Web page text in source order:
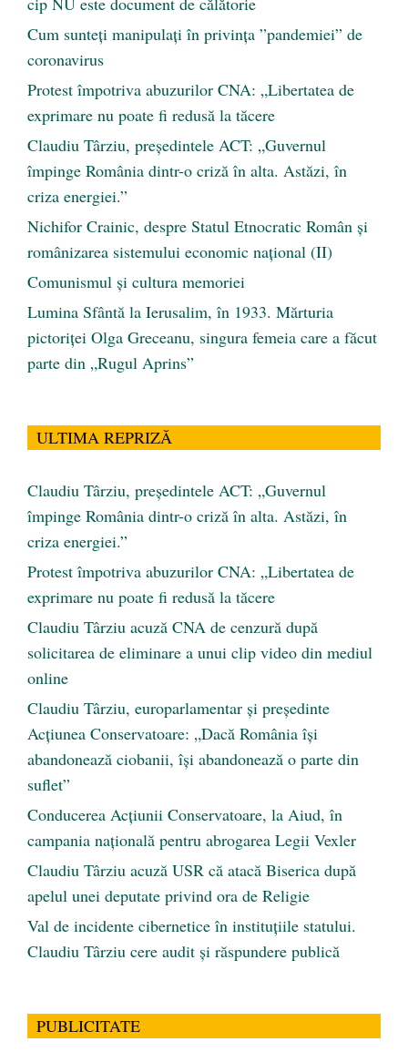
Cum sunteți manipulați în privința ”pandemiei” de
coronavirus
Protest împotriva abuzurilor CNA: „Libertatea de
exprimare nu poate fi redusă la tăcere
Claudiu Târziu, președintele ACT: „Guvernul
împinge România dintr-o criză în alta. Astăzi, în
criza energiei.”
Nichifor Crainic, despre Statul Etnocratic Român şi
românizarea sistemului economic naţional (II)
Comunismul şi cultura memoriei
Lumina Sfântă la Ierusalim, în 1933. Mărturia
pictoriței Olga Greceanu, singura femeia care a făcut
parte din „Rugul Aprins”
ULTIMA REPRIZĂ
Claudiu Târziu, președintele ACT: „Guvernul
împinge România dintr-o criză în alta. Astăzi, în
criza energiei.”
Protest împotriva abuzurilor CNA: „Libertatea de
exprimare nu poate fi redusă la tăcere
Claudiu Târziu acuză CNA de cenzură după
solicitarea de eliminare a unui clip video din mediul
online
Claudiu Târziu, europarlamentar și președinte
Acțiunea Conservatoare: „Dacă România își
abandonează ciobanii, își abandonează o parte din
suflet”
Conducerea Acțiunii Conservatoare, la Aiud, în
campania națională pentru abrogarea Legii Vexler
Claudiu Târziu acuză USR că atacă Biserica după
apelul unei deputate privind ora de Religie
Val de incidente cibernetice în instituțiile statului.
Claudiu Târziu cere audit și răspundere publică
PUBLICITATE